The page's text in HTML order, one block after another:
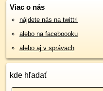
Viac o nás
nájdete nás na twittri
alebo na faceboooku
alebo aj v správach
kde hľadať